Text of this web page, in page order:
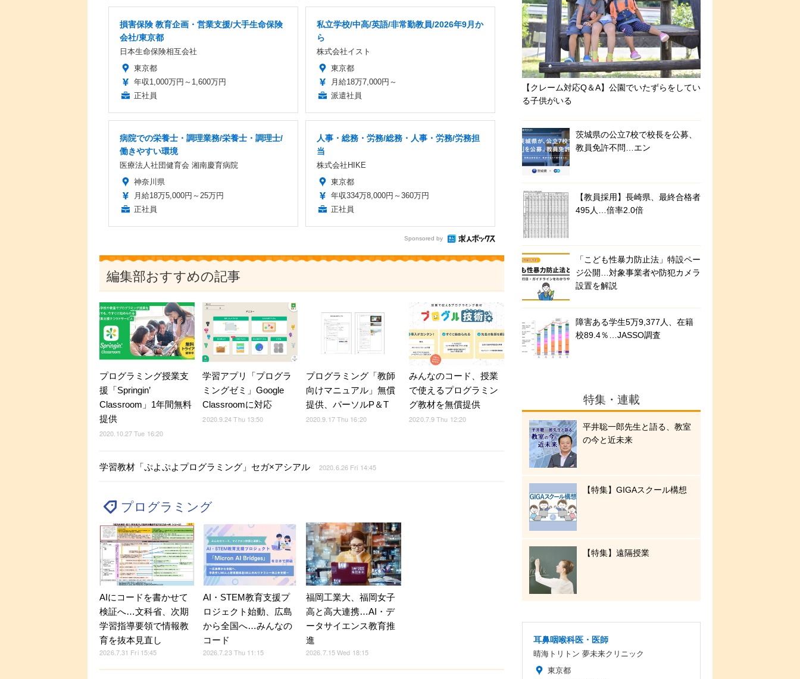
損害保険 教育企画・営業支援/大手生命保険
会社/東京都
日本生命保険相互会社
東京都
年収1,000万円～1,600万円
正社員
私立学校/中高/英語/非常勤教員/2026年9月か
ら
株式会社イスト
東京都
月給18万7,000円～
派遣社員
病院での栄養士・調理業務/栄養士・調理士/
働きやすい環境
医療法人社団健育会 湘南慶育病院
神奈川県
月給18万5,000円～25万円
正社員
人事・総務・労務/総務・人事・労務/労務担
当
株式会社HIKE
東京都
年収334万8,000円～360万円
正社員
Sponsored by
編集部おすすめの記事
プログラミング授業支
援「Springin’
Classroom」1年間無料
提供
2020.10.27 Tue 16:20
学習アプリ「プログラ
ミングゼミ」Google
Classroomに対応
2020.9.24 Thu 13:50
プログラミング「教師
向けマニュアル」無償
提供、パーソルP＆T
2020.9.17 Thu 16:20
みんなのコード、授業
で使えるプログラミン
グ教材を無償提供
2020.7.9 Thu 12:20
学習教材「ぷよぷよプログラミング」セガ×アシアル 2020.6.26 Fri 14:45
プログラミング
AIにコードを書かせて
検証へ…文科省、次期
学習指導要領で情報教
育を抜本見直し
2026.7.31 Fri 15:45
AI・STEM教育支援プ
ロジェクト始動、広島
から全国へ…みんなの
コード
2026.7.23 Thu 11:15
福岡工業大、福岡女子
高と高大連携…AI・デ
ータサイエンス教育推
進
2026.7.15 Wed 18:15
【クレーム対応Q＆A】公園でいたずらをしてい
る子供がいる
茨城県の公立7校で校長を公募、
教員免許不問…エン
【教員採用】長崎県、最終合格者
495人…倍率2.0倍
「こども性暴力防止法」特設ペー
ジ公開…対象事業者や防犯カメラ
設置を解説
障害ある学生5万9,377人、在籍
校89.4％…JASSO調査
特集・連載
平井聡一郎先生と語る、教室
の今と近未来
【特集】GIGAスクール構想
【特集】遠隔授業
耳鼻咽喉科医・医師
晴海トリトン 夢未来クリニック
東京都